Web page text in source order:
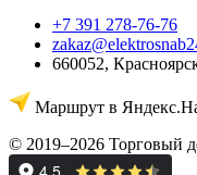
+7 391 278-76-76
660052,
Маршрут в
© 2019–2026 Торговый